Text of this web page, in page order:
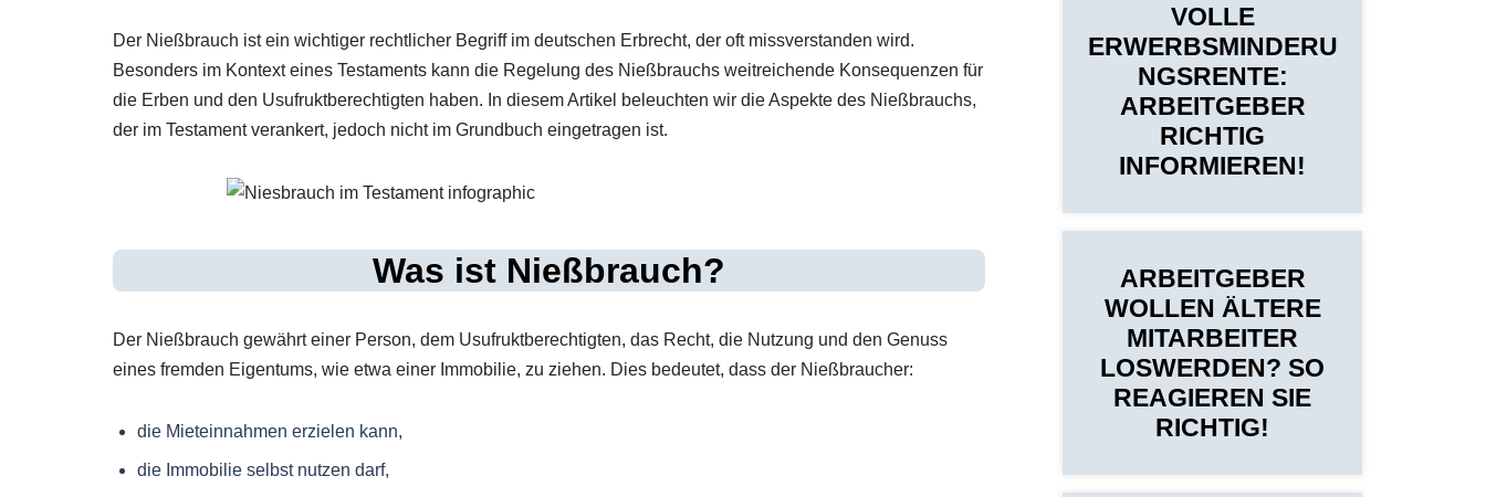
Der Nießbrauch ist ein wichtiger rechtlicher Begriff im deutschen Erbrecht, der oft missverstanden wird.
Besonders im Kontext eines Testaments kann die Regelung des Nießbrauchs weitreichende Konsequenzen für
die Erben und den Usufruktberechtigten haben. In diesem Artikel beleuchten wir die Aspekte des Nießbrauchs,
der im Testament verankert, jedoch nicht im Grundbuch eingetragen ist.
Was ist Nießbrauch?
Der Nießbrauch gewährt einer Person, dem Usufruktberechtigten, das Recht, die Nutzung und den Genuss
eines fremden Eigentums, wie etwa einer Immobilie, zu ziehen. Dies bedeutet, dass der Nießbraucher:
die Mieteinnahmen erzielen kann,
die Immobilie selbst nutzen darf,
VOLLE
ERWERBSMINDERU
NGSRENTE:
ARBEITGEBER
RICHTIG
INFORMIEREN!
ARBEITGEBER
WOLLEN ÄLTERE
MITARBEITER
LOSWERDEN? SO
REAGIEREN SIE
RICHTIG!